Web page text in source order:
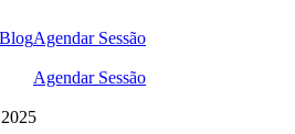
BlogAgendar Sessão
Agendar Sessão